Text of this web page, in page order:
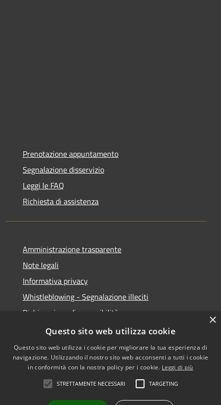
Prenotazione appuntamento
Segnalazione disservizio
Leggi le FAQ
Richiesta di assistenza
Amministrazione trasparente
Note legali
Informativa privacy
Whistleblowing - Segnalazione illeciti
Dichiarazione di accessibilità
Obiettivi di acessibilità
Accessibilità
Copyright © 2026 • Comune di
Voghera • Powered by
Municipium•
×
Questo sito web utilizza cookie
Questo sito web utilizza i cookie per migliorare la tua esperienza di
navigazione. Utilizzando il nostro sito web acconsenti a tutti i cookie
in conformità con la nostra policy per i cookie. Leggi di più
STRETTAMENTE NECESSARI TARGETING